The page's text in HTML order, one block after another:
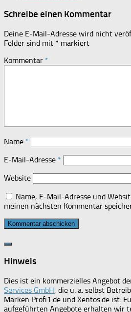
Schreibe einen Kommentar
Deine E-Mail-Adresse wird nicht
Felder sind mit * markiert
Kommentar *
Name *
E-Mail-Adresse *
Website
Name, E-Mail-Adresse und
meinen nächsten Kommentar
Hinweis
Dies ist ein kommerzielles Angebot
Services GmbH, die u. a. selbst
Marken Profi1.de und Xentos.de ist.
aufgeführten Angebote erhalten wir